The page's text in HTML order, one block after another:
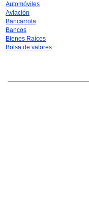
Automóviles
Aviación
Bancarrota
Bancos
Bienes Raíces
Bolsa de valores